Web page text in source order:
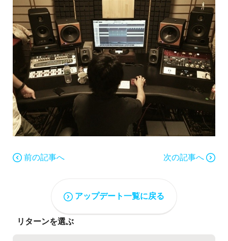
前の記事へ 次の記事へ
アップデート一覧に戻る
リターンを選ぶ